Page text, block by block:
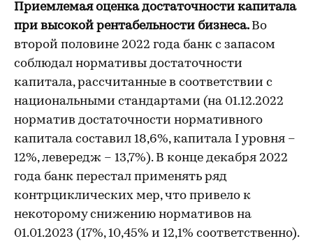
Приемлемая оценка достаточности капитала
при высокой рентабельности бизнеса. Во
второй половине 2022 года банк с запасом
соблюдал нормативы достаточности
капитала, рассчитанные в соответствии с
национальными стандартами (на 01.12.2022
норматив достаточности нормативного
капитала составил 18,6%, капитала I уровня –
12%, левередж – 13,7%). В конце декабря 2022
года банк перестал применять ряд
контрциклических мер, что привело к
некоторому снижению нормативов на
01.01.2023 (17%, 10,45% и 12,1% соответственно).